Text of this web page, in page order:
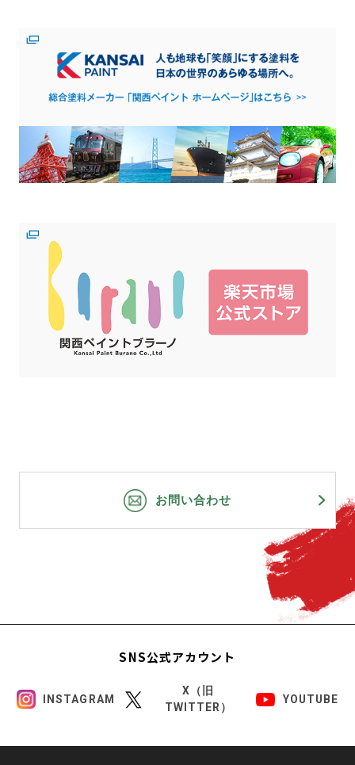
お問い合わせ
SNS公式アカウント
INSTAGRAM
X（旧
TWITTER）
YOUTUBE